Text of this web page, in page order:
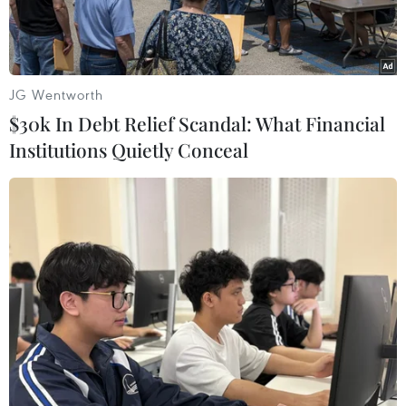
Khuzestan.
Cuộc tập trận diễn ra ở các tỉnh ven biển miền Nam của Iran.
(Nguồn: Tasnimnews)
Lực lượng Vệ binh Cách mạng Hồi giáo Iran
JG Wentworth
$30k In Debt Relief Scandal: What Financial
Institutions Quietly Conceal